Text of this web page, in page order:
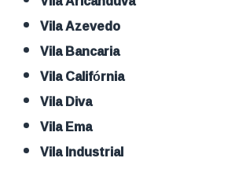
Vila Azevedo
Vila Bancaria
Vila Califórnia
Vila Diva
Vila Ema
Vila Industrial